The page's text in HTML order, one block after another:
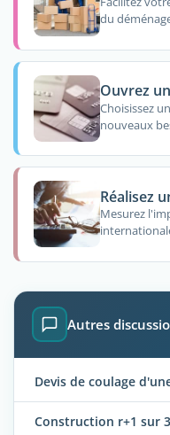
du
Ouvrez
Choisissez
nouveaux
Réalisez
Mesurez
Autres
Devis de coulage
Construction r+1 sur